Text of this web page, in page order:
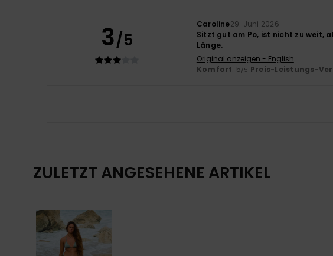
3/5
Caroline29. Juni 2026
Sitzt gut am Po, ist nicht zu weit,
Länge.
Original anzeigen - English
Komfort: 5/5 Preis-Leistungs-
ZULETZT ANGESEHENE ARTIKEL